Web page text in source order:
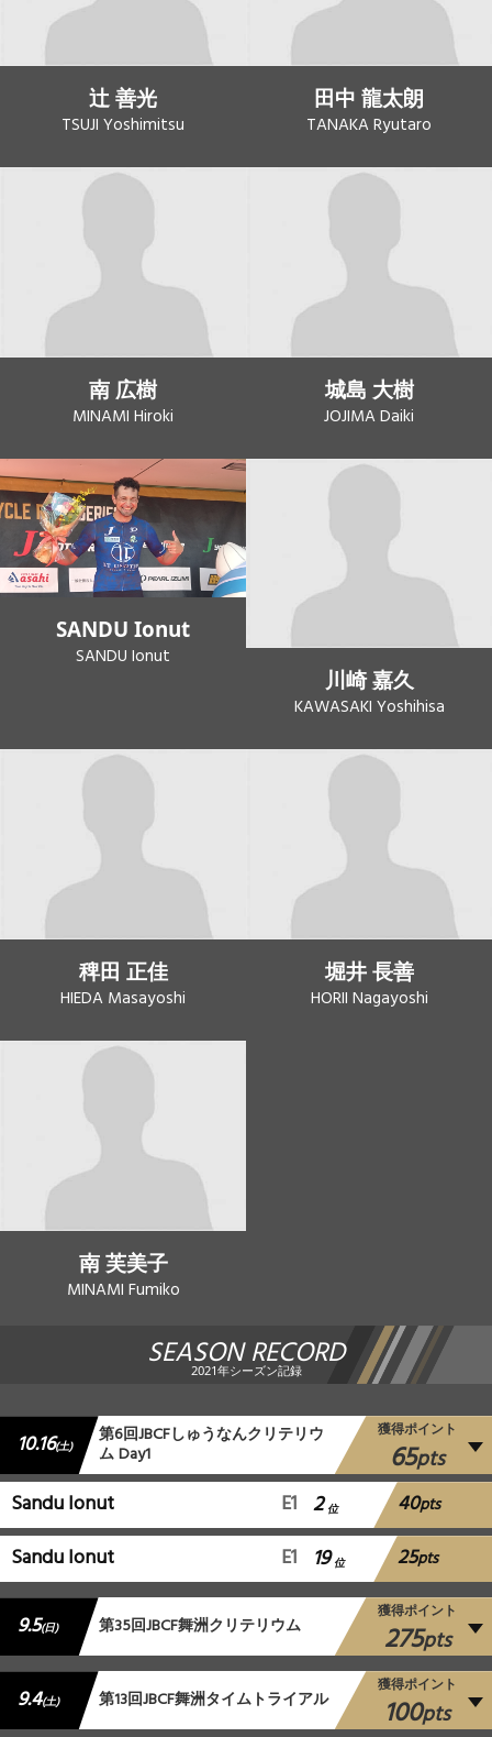
辻 善光
TSUJI Yoshimitsu
田中 龍太朗
TANAKA Ryutaro
南 広樹
MINAMI Hiroki
城島 大樹
JOJIMA Daiki
SANDU Ionut
SANDU Ionut
川崎 嘉久
KAWASAKI Yoshihisa
稗田 正佳
HIEDA Masayoshi
堀井 長善
HORII Nagayoshi
南 芙美子
MINAMI Fumiko
SEASON RECORD
2021年シーズン記録
10.16(土) 第6回JBCFしゅうなんクリテリウ
ム Day1
獲得ポイント
65pts
Sandu Ionut E1 2 位 40pts
Sandu Ionut E1 19 位 25pts
9.5(日) 第35回JBCF舞洲クリテリウム
獲得ポイント
275pts
9.4(土) 第13回JBCF舞洲タイムトライアル
獲得ポイント
100pts